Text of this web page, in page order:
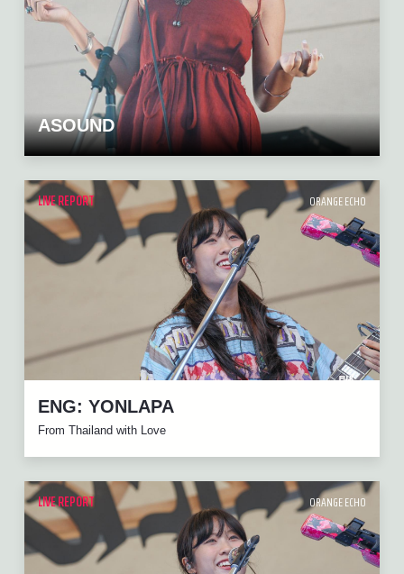
ASOUND
LIVE REPORT ORANGE ECHO
ENG: YONLAPA
From Thailand with Love
LIVE REPORT ORANGE ECHO